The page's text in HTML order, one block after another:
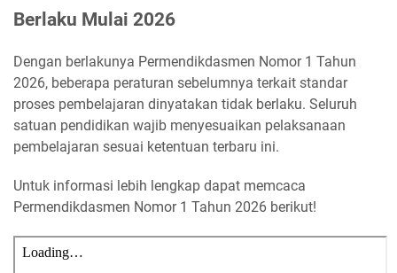
Berlaku Mulai 2026
Dengan berlakunya Permendikdasmen Nomor 1 Tahun
2026, beberapa peraturan sebelumnya terkait standar
proses pembelajaran dinyatakan tidak berlaku. Seluruh
satuan pendidikan wajib menyesuaikan pelaksanaan
pembelajaran sesuai ketentuan terbaru ini.
Untuk informasi lebih lengkap dapat memcaca
Permendikdasmen Nomor 1 Tahun 2026 berikut!